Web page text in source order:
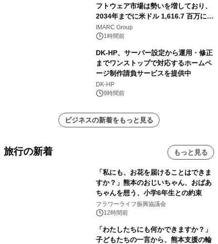
フトウェア市場は勢いを増しており、
2034年までに米ドル 1,616.7 百万に達
し、CAGR 3.42%で成長すると予測
IMARC Group
1時間前
DK-HP、サーバー設定から運用・修正
までワンストップで対応するホームペ
ージ制作請負サービスを提供中
DK-HP
9時間前
ビジネスの新着をもっと見る
旅行の新着 もっと見る
「私にも、お花を届けることはできま
すか？」熊本のおじいちゃん、おばあ
ちゃんを想う、小学6年生との約束
フラワーライフ振興協議会
12時間前
「わたしたちにも何かできますか？」
子どもたちの一言から、熊本支援の輪